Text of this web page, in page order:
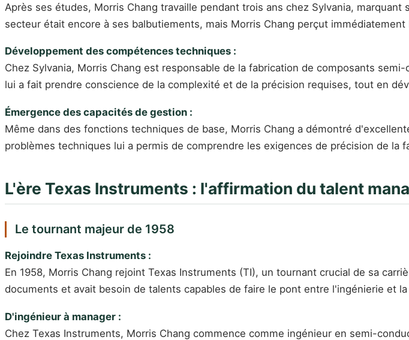
Après ses études, Morris Chang travaille pendant trois ans chez Sylvania,
secteur était encore à ses balbutiements, mais Morris Chang perçut
Développement des compétences techniques :
Chez Sylvania, Morris Chang est responsable de la fabrication de composants
lui a fait prendre conscience de la complexité et de la précision requises, tout en
Émergence des capacités de gestion :
Même dans des fonctions techniques de base, Morris Chang a démontré
problèmes techniques lui a permis de comprendre les exigences de précision de
L'ère Texas Instruments : l'affirmation du talent
Le tournant majeur de 1958
Rejoindre Texas Instruments :
En 1958, Morris Chang rejoint Texas Instruments (TI), un tournant crucial de sa
documents et avait besoin de talents capables de faire le pont entre l'ingénierie et
D'ingénieur à manager :
Chez Texas Instruments, Morris Chang commence comme ingénieur en semi-